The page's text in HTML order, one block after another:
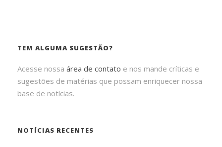
TEM ALGUMA SUGESTÃO?
Acesse nossa área de contato e nos mande críticas e
sugestões de matérias que possam enriquecer nossa
base de notícias.
NOTÍCIAS RECENTES